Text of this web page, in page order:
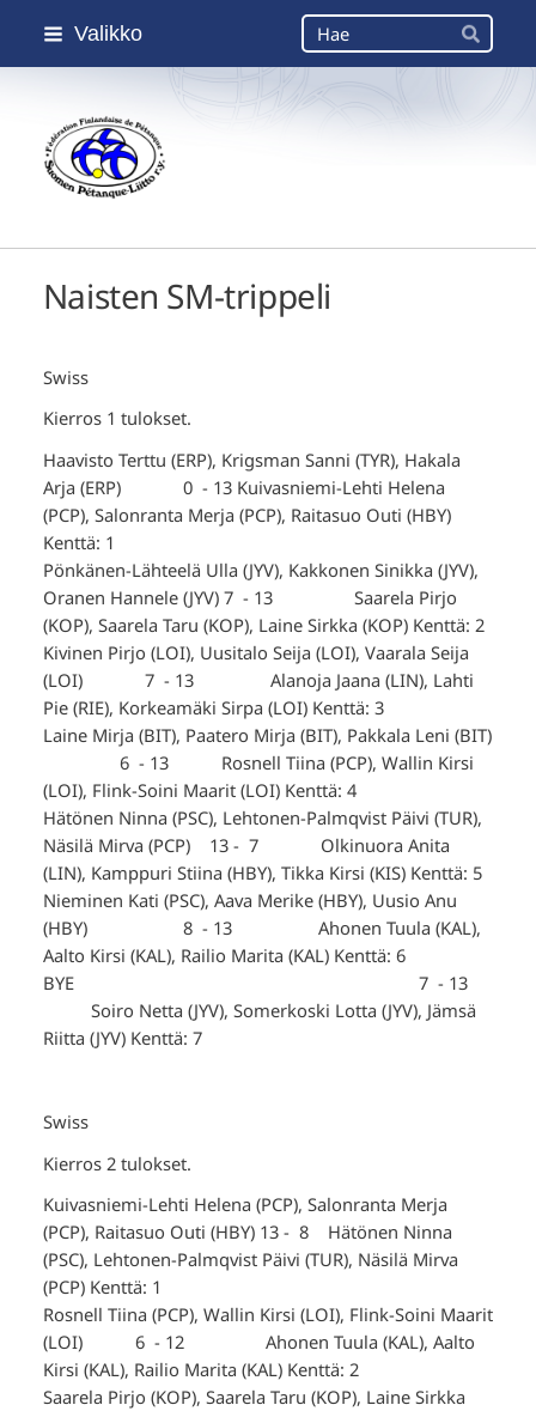
Siirry
Valikko Haku
Hae
Suomen Petanque-Liitto
Naisten SM-trippeli
Swiss
Kierros 1 tulokset.
Haavisto Terttu (ERP), Krigsman Sanni (TYR), Hakala
Arja (ERP) 0 - 13 Kuivasniemi-Lehti Helena
(PCP), Salonranta Merja (PCP), Raitasuo Outi (HBY)
Kenttä: 1
Pönkänen-Lähteelä Ulla (JYV), Kakkonen Sinikka (JYV),
Oranen Hannele (JYV) 7 - 13 Saarela Pirjo
(KOP), Saarela Taru (KOP), Laine Sirkka (KOP) Kenttä: 2
Kivinen Pirjo (LOI), Uusitalo Seija (LOI), Vaarala Seija
(LOI) 7 - 13 Alanoja Jaana (LIN), Lahti
Pie (RIE), Korkeamäki Sirpa (LOI) Kenttä: 3
Laine Mirja (BIT), Paatero Mirja (BIT), Pakkala Leni (BIT)
6 - 13 Rosnell Tiina (PCP), Wallin Kirsi
(LOI), Flink-Soini Maarit (LOI) Kenttä: 4
Hätönen Ninna (PSC), Lehtonen-Palmqvist Päivi (TUR),
Näsilä Mirva (PCP) 13 - 7 Olkinuora Anita
(LIN), Kamppuri Stiina (HBY), Tikka Kirsi (KIS) Kenttä: 5
Nieminen Kati (PSC), Aava Merike (HBY), Uusio Anu
(HBY) 8 - 13 Ahonen Tuula (KAL),
Aalto Kirsi (KAL), Railio Marita (KAL) Kenttä: 6
BYE 7 - 13
Soiro Netta (JYV), Somerkoski Lotta (JYV), Jämsä
Riitta (JYV) Kenttä: 7
Swiss
Kierros 2 tulokset.
Kuivasniemi-Lehti Helena (PCP), Salonranta Merja
(PCP), Raitasuo Outi (HBY) 13 - 8 Hätönen Ninna
(PSC), Lehtonen-Palmqvist Päivi (TUR), Näsilä Mirva
(PCP) Kenttä: 1
Rosnell Tiina (PCP), Wallin Kirsi (LOI), Flink-Soini Maarit
(LOI) 6 - 12 Ahonen Tuula (KAL), Aalto
Kirsi (KAL), Railio Marita (KAL) Kenttä: 2
Saarela Pirjo (KOP), Saarela Taru (KOP), Laine Sirkka